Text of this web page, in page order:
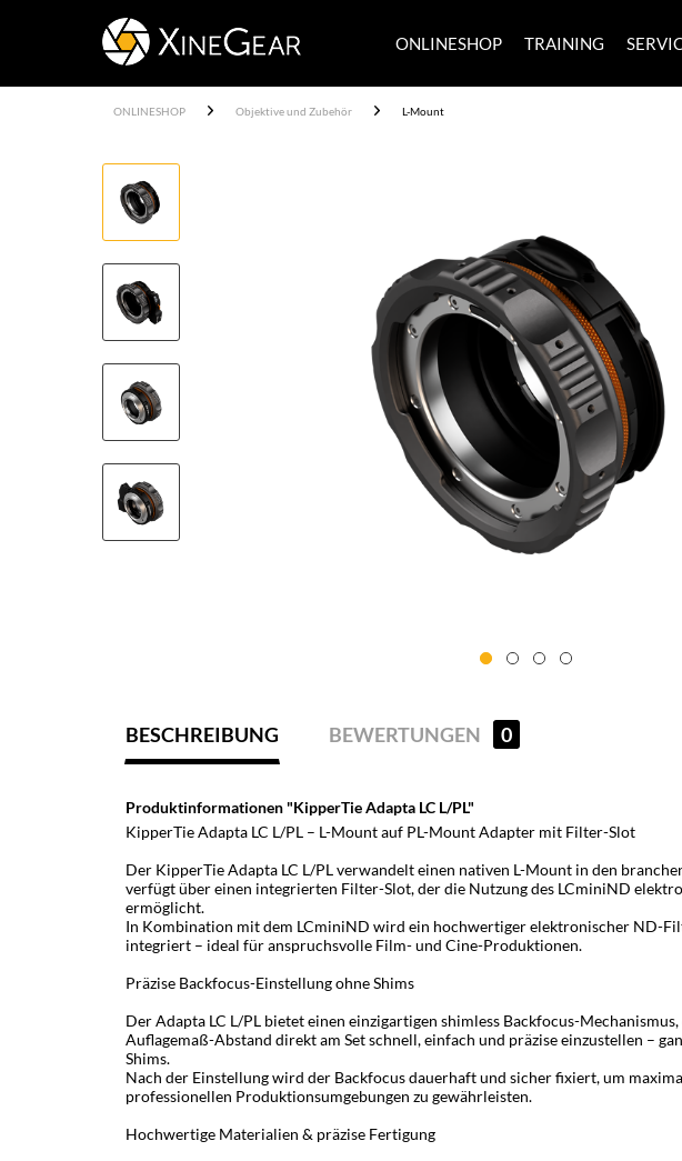
ONLINESHOP TRAINING
ONLINESHOP Objektive und Zubehör L-Mount
BESCHREIBUNG BEWERTUNGEN 0
Produktinformationen "KipperTie Adapta LC L/PL"
KipperTie Adapta LC L/PL – L-Mount auf PL-Mount Adapter mit Filter-Slot
Der KipperTie Adapta LC L/PL verwandelt einen nativen L-Mount in den
verfügt über einen integrierten Filter-Slot, der die Nutzung des LCminiND
ermöglicht.
In Kombination mit dem LCminiND wird ein hochwertiger elektronischer ND-
integriert – ideal für anspruchsvolle Film- und Cine-Produktionen.
Präzise Backfocus-Einstellung ohne Shims
Der Adapta LC L/PL bietet einen einzigartigen shimless Backfocus-
Auflagemaß-Abstand direkt am Set schnell, einfach und präzise einzustellen –
Shims.
Nach der Einstellung wird der Backfocus dauerhaft und sicher fixiert, um
professionellen Produktionsumgebungen zu gewährleisten.
Hochwertige Materialien & präzise Fertigung